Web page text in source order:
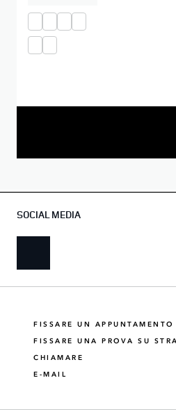
FISSARE UN
FISSARE UNA PROVA SU
CHIAMARE
E-MAIL
SOCIAL MEDIA